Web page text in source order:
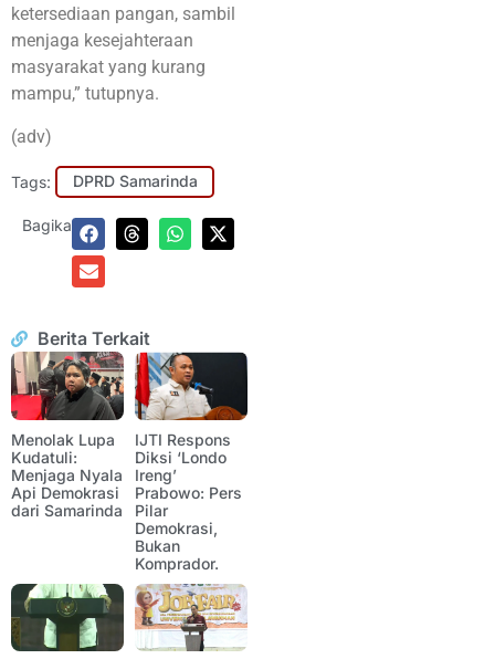
ketersediaan pangan, sambil
menjaga kesejahteraan
masyarakat yang kurang
mampu,” tutupnya.
(adv)
Tags: DPRD Samarinda
Bagikan:
Berita Terkait
Menolak Lupa
Kudatuli:
Menjaga Nyala
Api Demokrasi
dari Samarinda
IJTI Respons
Diksi ‘Londo
Ireng’
Prabowo: Pers
Pilar
Demokrasi,
Bukan
Komprador.